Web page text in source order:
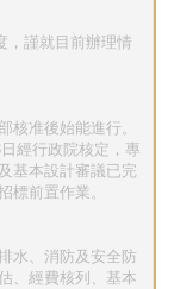
，謹就目前辦理情
核准後始能進行。
經行政院核定，專
基本設計審議已完
標前置作業。
水、消防及安全防
、經費核列、基本